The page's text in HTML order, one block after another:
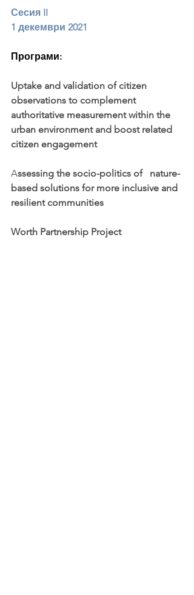
Сесия II
1 декември 2021
Програми:
Uptake and validation of citizen
observations to complement
authoritative measurement within the
urban environment and boost related
citizen engagement
Assessing the socio-politics of   nature-
based solutions for more inclusive and
resilient communities
Worth Partnership Project